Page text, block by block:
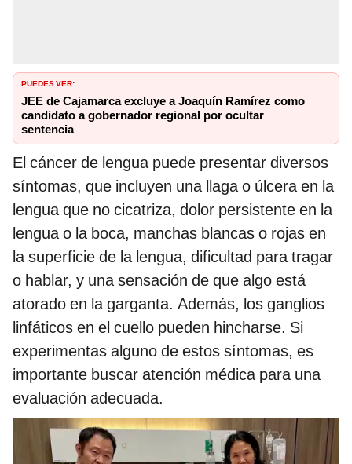
PUEDES VER:
JEE de Cajamarca excluye a Joaquín Ramírez como
candidato a gobernador regional por ocultar
sentencia
El cáncer de lengua puede presentar diversos
síntomas, que incluyen una llaga o úlcera en la
lengua que no cicatriza, dolor persistente en la
lengua o la boca, manchas blancas o rojas en
la superficie de la lengua, dificultad para tragar
o hablar, y una sensación de que algo está
atorado en la garganta. Además, los ganglios
linfáticos en el cuello pueden hincharse. Si
experimentas alguno de estos síntomas, es
importante buscar atención médica para una
evaluación adecuada.